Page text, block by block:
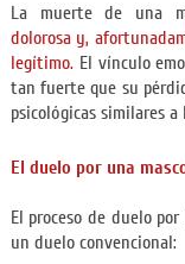
La muerte de una
dolorosa y,
legítimo. El vínculo
tan fuerte que su
psicológicas similares
El duelo por una
El proceso de duelo
un duelo convencional: